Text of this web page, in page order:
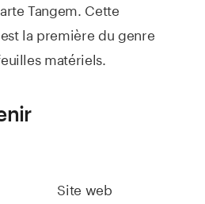
Tangem. Cette
la première du genre
matériels.
Site web